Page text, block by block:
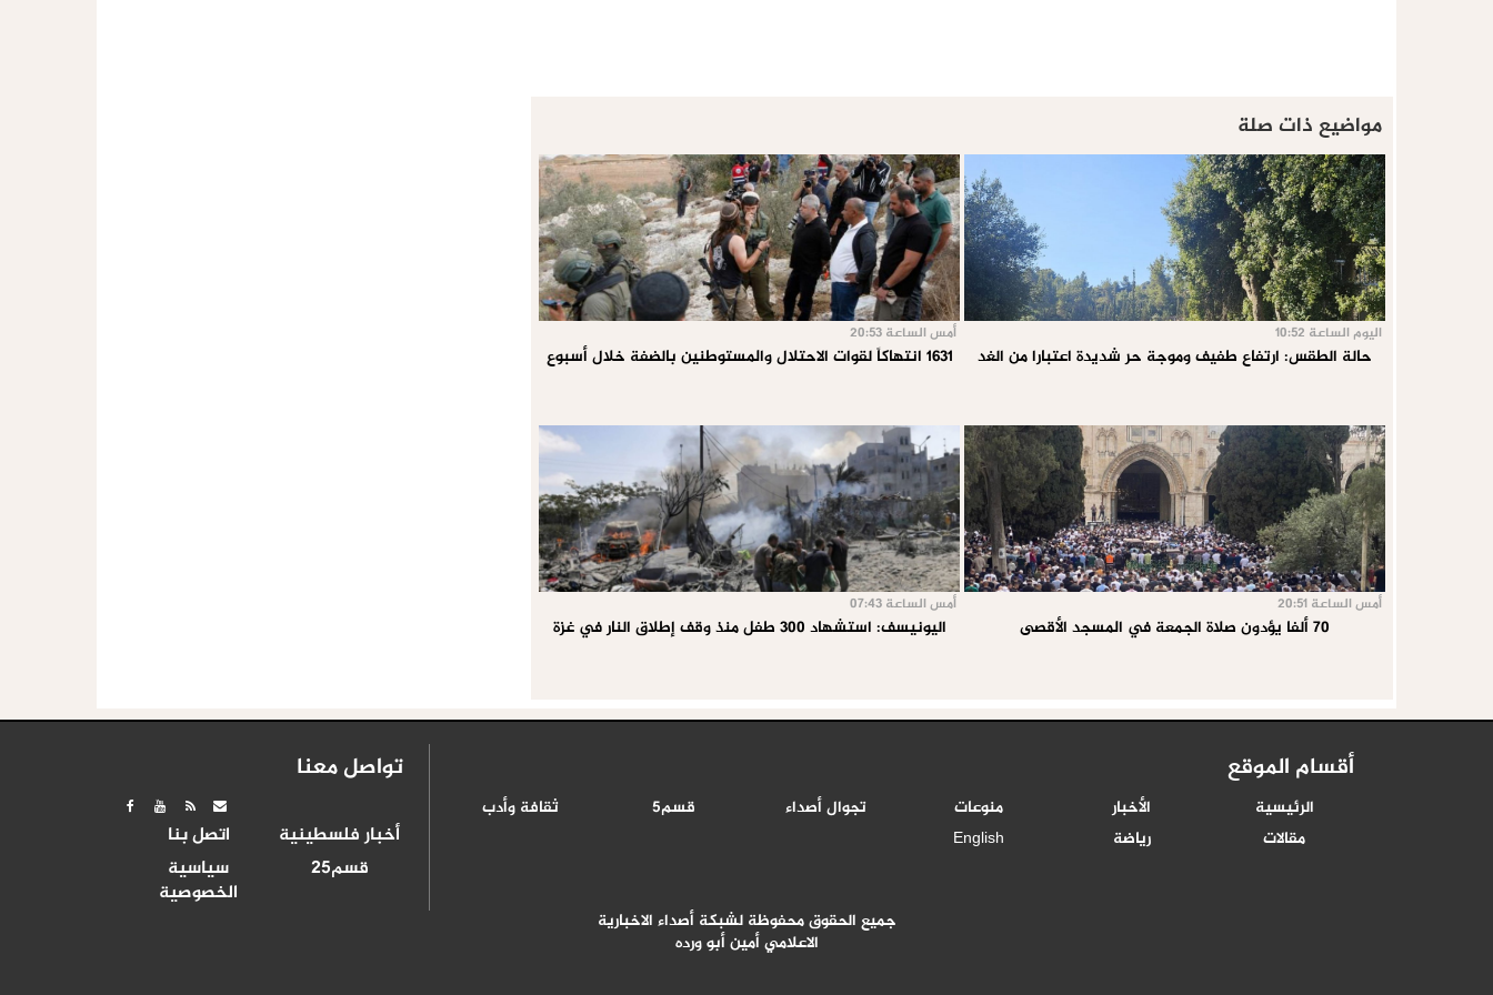
مواضيع ذات صلة
اليوم الساعة 10:52
حالة الطقس: ارتفاع طفيف وموجة حر شديدة اعتبارا من الغد
أمس الساعة 20:53
1631 انتهاكاً لقوات الاحتلال والمستوطنين بالضفة خلال أسبوع
أمس الساعة 20:51
70 ألفا يؤدون صلاة الجمعة في المسجد الأقصى
أمس الساعة 07:43
اليونيسف: استشهاد 300 طفل منذ وقف إطلاق النار في غزة
أقسام الموقع
الرئيسية الأخبار منوعات تجوال أصداء قسم5
ثقافة وأدب
مقالات
رياضة English
تواصل معنا
أخبار فلسطينية
اتصل بنا
قسم25
سياسية
الخصوصية
جميع الحقوق محفوظة لشبكة أصداء الاخبارية
الاعلامي أمين أبو ورده